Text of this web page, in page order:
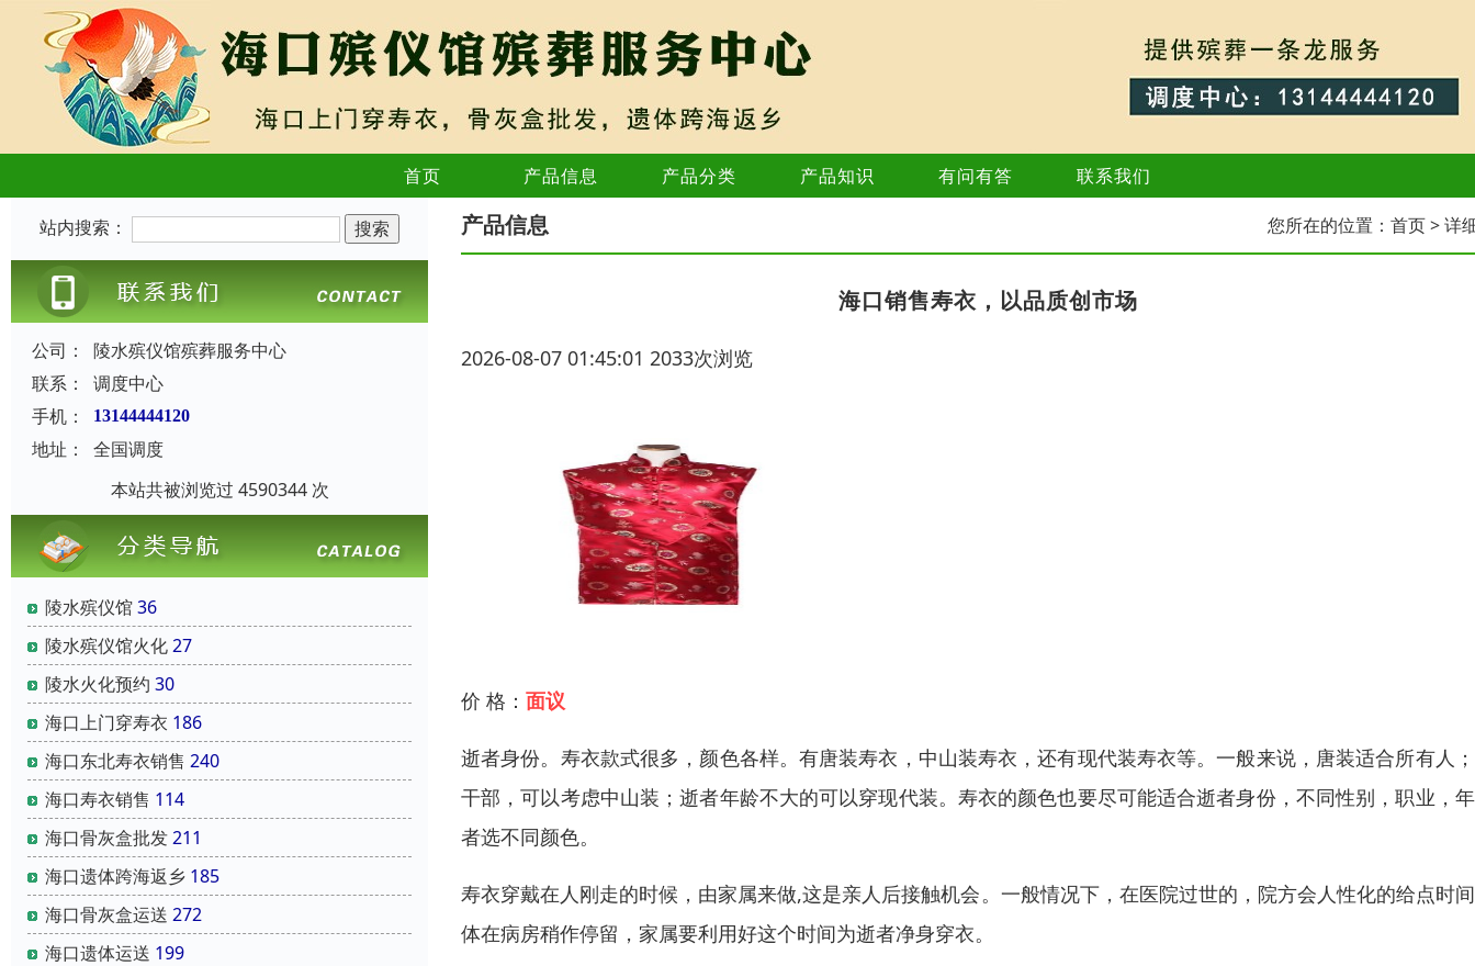
首页 产品信息 产品分类 产品知识 有问有答 联系我们
站内搜索：
公司：
陵水殡仪馆殡葬服务中心
联系：
调度中心
手机：
13144444120
地址：
全国调度
本站共被浏览过 4590344 次
陵水殡仪馆36
陵水殡仪馆火化27
陵水火化预约 30
海口上门穿寿衣 186
海口东北寿衣销售 240
海口寿衣销售 114
海口骨灰盒批发211
海口遗体跨海返乡 185
海口骨灰盒运送 272
海口遗体运送 199
产品信息 您所在的位置： 首页> 详
海口销售寿衣，以品质创市场
2026-08-07 01:45:01 2033次浏览
价 格： 面议
逝者身份。寿衣款式很多，颜色各样。有唐装寿衣，中山装寿衣，还有现代装寿衣等。一般来说，唐装适合所有人
干部，可以考虑中山装；逝者年龄不大的可以穿现代装。寿衣的颜色也要尽可能适合逝者身份，不同性别，职业，
者选不同颜色。
寿衣穿戴在人刚走的时候，由家属来做,这是亲人后接触机会。一般情况下，在医院过世的，院方会人性化的给点时
体在病房稍作停留，家属要利用好这个时间为逝者净身穿衣。